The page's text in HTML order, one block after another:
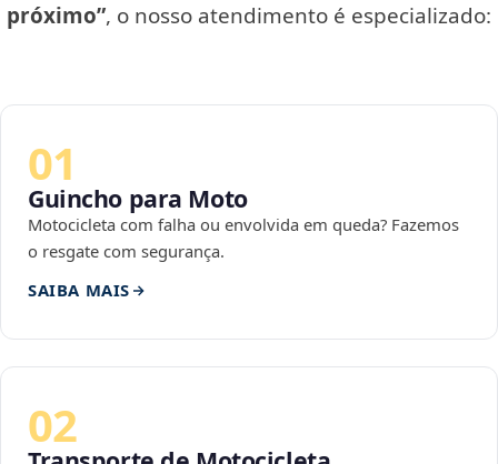
próximo”, o nosso atendimento é especializado:
01
Guincho para Moto
Motocicleta com falha ou envolvida em queda? Fazemos
o resgate com segurança.
SAIBA MAIS
02